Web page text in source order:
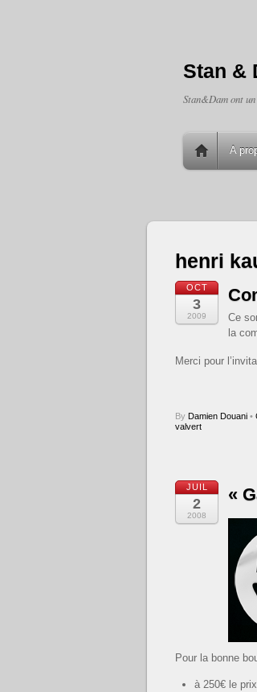
Stan &
Stan&Dam ont
A
henri
OCT
3
2009 Ce
la
Merci pour
By Damien Douani •
valvert
JUIL
2
2008
«
Pour la bonne
à 250€ le